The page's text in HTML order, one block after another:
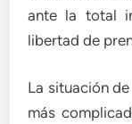
ante la total
libertad de
La situación
más